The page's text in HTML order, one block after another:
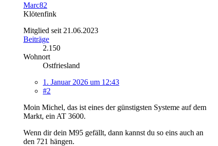
Marc82
Klötenfink
Mitglied seit 21.06.2023
Beiträge
2.150
Wohnort
Ostfriesland
1. Januar 2026 um 12:43
#2
Moin Michel, das ist eines der günstigsten Systeme auf dem
Markt, ein AT 3600.
Wenn dir dein M95 gefällt, dann kannst du so eins auch an
den 721 hängen.